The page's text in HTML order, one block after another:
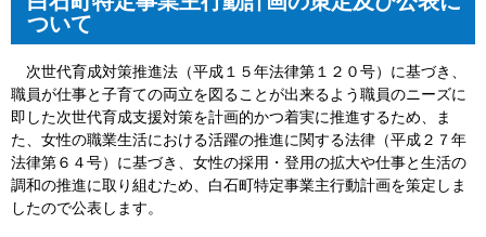
ついて
次世代育成対策推進法（平成１５年法律第１２０号）に基づき、
職員が仕事と子育ての両立を図ることが出来るよう職員のニーズに
即した次世代育成支援対策を計画的かつ着実に推進するため、ま
た、女性の職業生活における活躍の推進に関する法律（平成２７年
法律第６４号）に基づき、女性の採用・登用の拡大や仕事と生活の
調和の推進に取り組むため、白石町特定事業主行動計画を策定しま
したので公表します。